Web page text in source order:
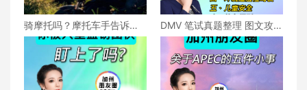
骑摩托吗？摩托车手告诉
你！
DMV 笔试真题整理 图文攻略
来啦